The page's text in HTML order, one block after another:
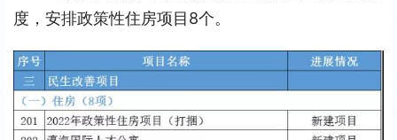
度，安排政策性住房项目8个。